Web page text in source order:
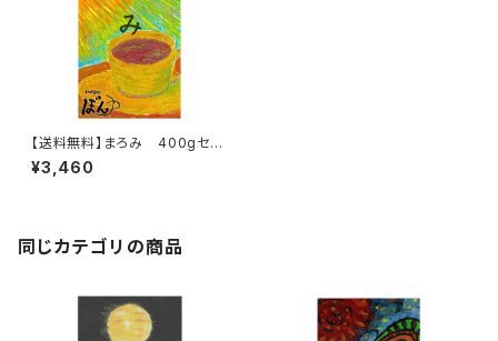
【送料無料】まろみ 400gセッ
ト
¥3,460
同じカテゴリの商品